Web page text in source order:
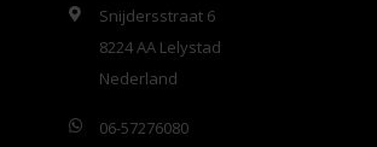
Snijdersstraat 6
8224 AA Lelystad
Nederland
06-57276080